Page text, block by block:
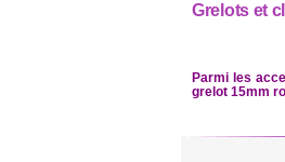
Grelots et
Parmi les
grelot 15mm